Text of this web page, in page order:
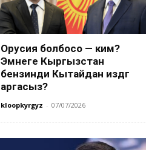
Орусия болбосо — ким?
Эмнеге Кыргызстан
бензинди Кытайдан издөөгө
аргасыз?
kloopkyrgyz - 07/07/2026